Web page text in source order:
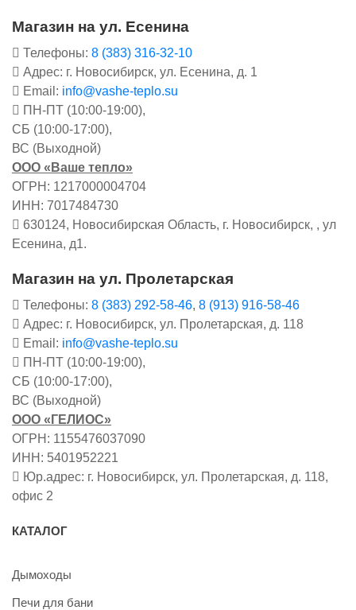
Магазин на ул. Есенина
Телефоны: 8 (383) 316-32-10
Адрес: г. Новосибирск, ул. Есенина, д. 1
Email: info@vashe-teplo.su
ПН-ПТ (10:00-19:00),
СБ (10:00-17:00),
ВС (Выходной)
ООО «Ваше тепло»
ОГРН: 1217000004704
ИНН: 7017484730
630124, Новосибирская Область, г. Новосибирск, , ул
Есенина, д1.
Магазин на ул. Пролетарская
Телефоны: 8 (383) 292-58-46, 8 (913) 916-58-46
Адрес: г. Новосибирск, ул. Пролетарская, д. 118
Email: info@vashe-teplo.su
ПН-ПТ (10:00-19:00),
СБ (10:00-17:00),
ВС (Выходной)
ООО «ГЕЛИОС»
ОГРН: 1155476037090
ИНН: 5401952221
Юр.адрес: г. Новосибирск, ул. Пролетарская, д. 118,
офис 2
КАТАЛОГ
Дымоходы
Печи для бани